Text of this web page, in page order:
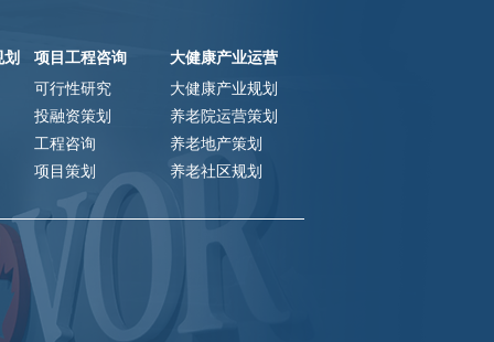
项目工程咨询
可行性研究
投融资策划
工程咨询
项目策划
大健康产业运营
大健康产业规划
养老院运营策划
养老地产策划
养老社区规划